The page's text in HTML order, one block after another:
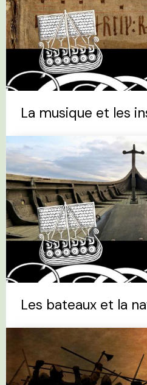
La musique et les
Les bateaux et la